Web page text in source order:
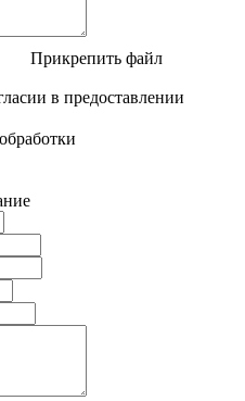
Прикрепить файл
в предоставлении